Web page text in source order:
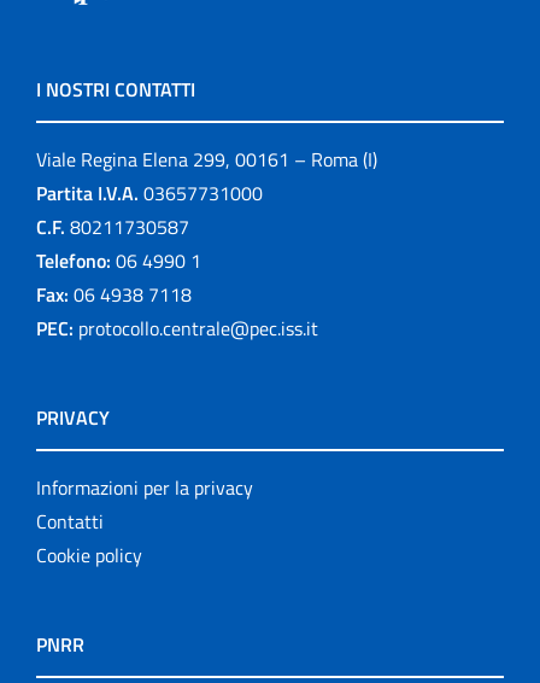
I NOSTRI CONTATTI
Viale Regina Elena 299, 00161 – Roma (I)
Partita I.V.A. 03657731000
C.F. 80211730587
Telefono: 06 4990 1
Fax: 06 4938 7118
PEC: protocollo.centrale@pec.iss.it
PRIVACY
Informazioni per la privacy
Contatti
Cookie policy
PNRR